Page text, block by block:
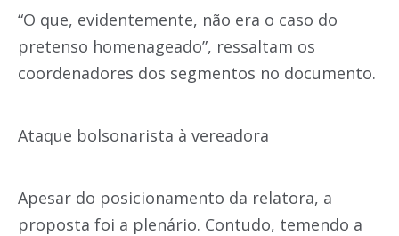
“O que, evidentemente, não era o caso do
pretenso homenageado”, ressaltam os
coordenadores dos segmentos no documento.
Ataque bolsonarista à vereadora
Apesar do posicionamento da relatora, a
proposta foi a plenário. Contudo, temendo a